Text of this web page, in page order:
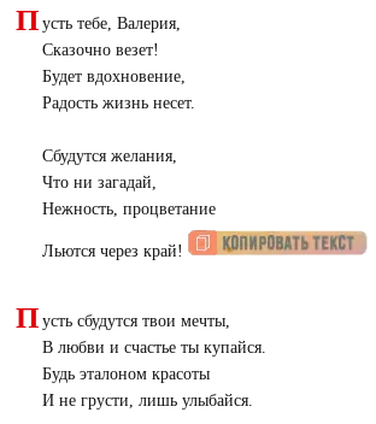
П усть тебе, Валерия,
Сказочно везет!
Будет вдохновение,
Радость жизнь несет.
Сбудутся желания,
Что ни загадай,
Нежность, процветание
Льются через край!
П усть сбудутся твои мечты,
В любви и счастье ты купайся.
Будь эталоном красоты
И не грусти, лишь улыбайся.